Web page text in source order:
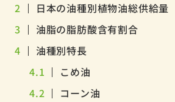
2
日本の油種別植物油総供給量
3
油脂の脂肪酸含有割合
4
油種別特長
4.1
こめ油
4.2
コーン油